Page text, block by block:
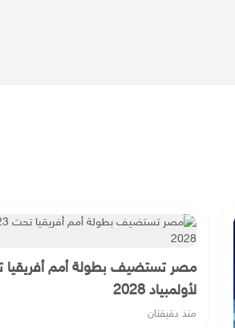
لأولمبياد 2028
منذ دقيقتان